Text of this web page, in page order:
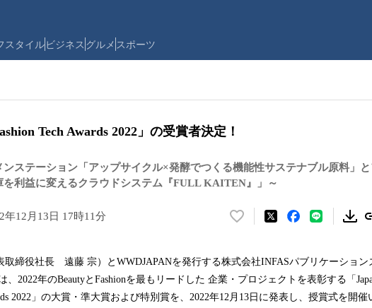
スタイルビジネス グルメ スポーツ
Tech Awards 2022」の受賞者決定！
ンステーション「アップサイクル×発酵でつくる機能性サステナブル原料」と
を利益に変えるクラウドシステム『FULL KAITEN』」～
年12月13日 17時11分
い
！
数
を
取締役社長 遠藤 宗）とWWDJAPANを発行する株式会社INFASパブリケーション
2022年のBeautyとFashionを最もリードした 企業・プロジェクトを表彰する「
2022」の大賞・準大賞および特別賞を、2022年12月13日に発表し、授賞式を開催